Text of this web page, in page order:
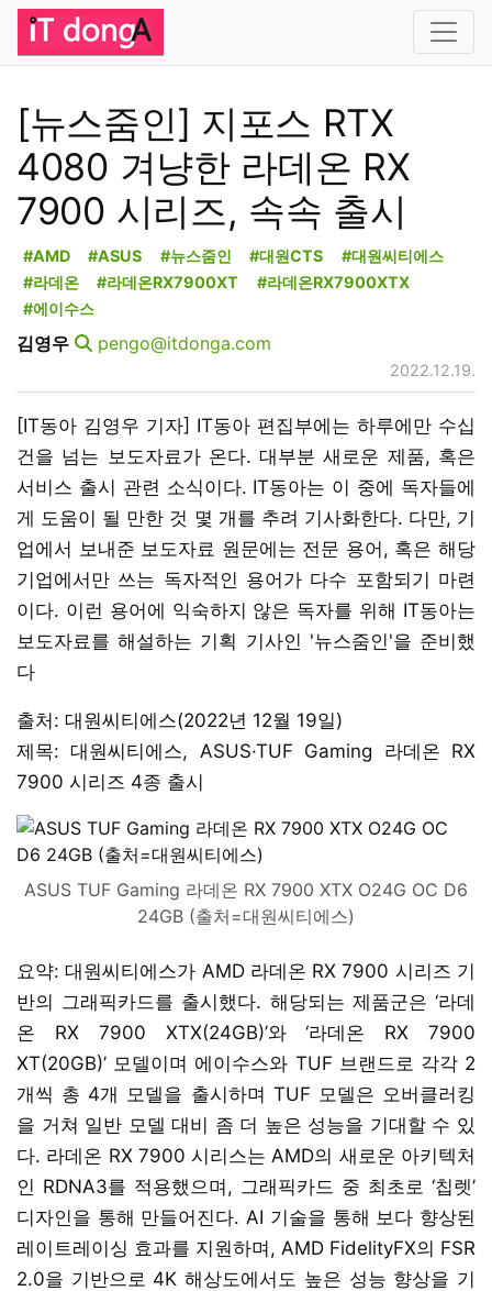
[뉴스줌인] 지포스 RTX
4080 겨냥한 라데온 RX
7900 시리즈, 속속 출시
#AMD #ASUS #뉴스줌인 #대원CTS
#대원씨티에스
#라데온
#라데온RX7900XT
#라데온RX7900XTX
#에이수스
김영우 pengo@itdonga.com
2022.12.19.
[IT동아 김영우 기자] IT동아 편집부에는 하루에만 수십
건을 넘는 보도자료가 온다. 대부분 새로운 제품, 혹은
서비스 출시 관련 소식이다. IT동아는 이 중에 독자들에
게 도움이 될 만한 것 몇 개를 추려 기사화한다. 다만, 기
업에서 보내준 보도자료 원문에는 전문 용어, 혹은 해당
기업에서만 쓰는 독자적인 용어가 다수 포함되기 마련
이다. 이런 용어에 익숙하지 않은 독자를 위해 IT동아는
보도자료를 해설하는 기획 기사인 '뉴스줌인'을 준비했
다
출처: 대원씨티에스(2022년 12월 19일)
제목: 대원씨티에스, ASUS·TUF Gaming 라데온 RX
7900 시리즈 4종 출시
ASUS TUF Gaming 라데온 RX 7900 XTX O24G OC D6
24GB (출처=대원씨티에스)
요약: 대원씨티에스가 AMD 라데온 RX 7900 시리즈 기
반의 그래픽카드를 출시했다. 해당되는 제품군은 ‘라데
온 RX 7900 XTX(24GB)’와 ‘라데온 RX 7900
XT(20GB)’ 모델이며 에이수스와 TUF 브랜드로 각각 2
개씩 총 4개 모델을 출시하며 TUF 모델은 오버클러킹
을 거쳐 일반 모델 대비 좀 더 높은 성능을 기대할 수 있
다. 라데온 RX 7900 시리스는 AMD의 새로운 아키텍처
인 RDNA3를 적용했으며, 그래픽카드 중 최초로 ‘칩렛’
디자인을 통해 만들어진다. AI 기술을 통해 보다 향상된
레이트레이싱 효과를 지원하며, AMD FidelityFX의 FSR
2.0을 기반으로 4K 해상도에서도 높은 성능 향상을 기